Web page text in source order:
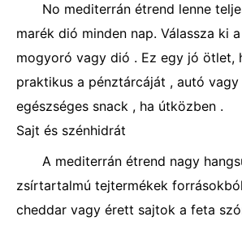
No mediterrán étrend lenne
marék dió minden nap. Válassza ki
mogyoró vagy dió . Ez egy jó ötlet,
praktikus a pénztárcáját , autó
egészséges snack , ha útközben .
Sajt és szénhidrát
A mediterrán étrend nagy
zsírtartalmú tejtermékek
cheddar vagy érett sajtok a feta